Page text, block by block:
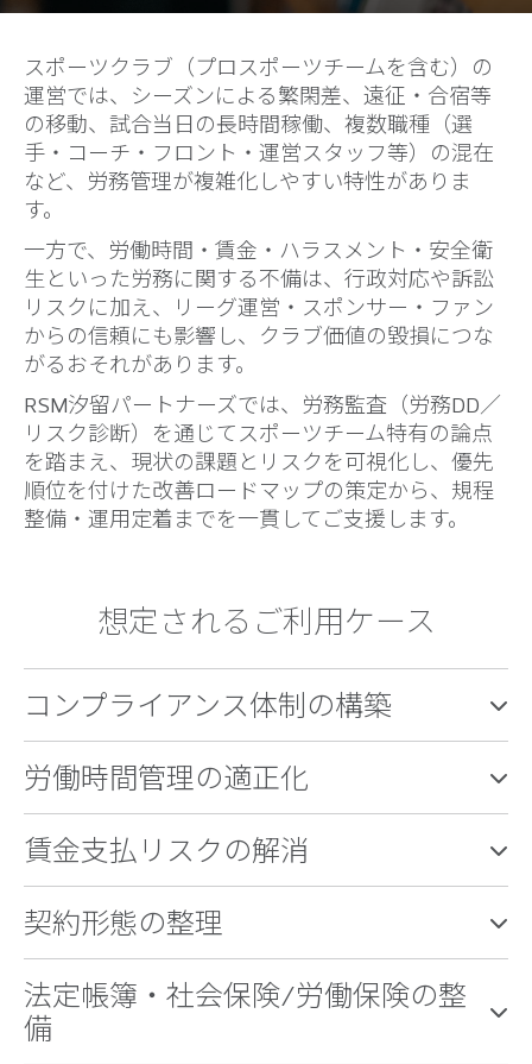
スポーツクラブ（プロスポーツチームを含む）の
運営では、シーズンによる繁閑差、遠征・合宿等
の移動、試合当日の長時間稼働、複数職種（選
手・コーチ・フロント・運営スタッフ等）の混在
など、労務管理が複雑化しやすい特性がありま
す。
一方で、労働時間・賃金・ハラスメント・安全衛
生といった労務に関する不備は、行政対応や訴訟
リスクに加え、リーグ運営・スポンサー・ファン
からの信頼にも影響し、クラブ価値の毀損につな
がるおそれがあります。
RSM汐留パートナーズでは、労務監査（労務DD／
リスク診断）を通じてスポーツチーム特有の論点
を踏まえ、現状の課題とリスクを可視化し、優先
順位を付けた改善ロードマップの策定から、規程
整備・運用定着までを一貫してご支援します。
想定されるご利用ケース
コンプライアンス体制の構築
労働時間管理の適正化
賃金支払リスクの解消
契約形態の整理
法定帳簿・社会保険/労働保険の整
備